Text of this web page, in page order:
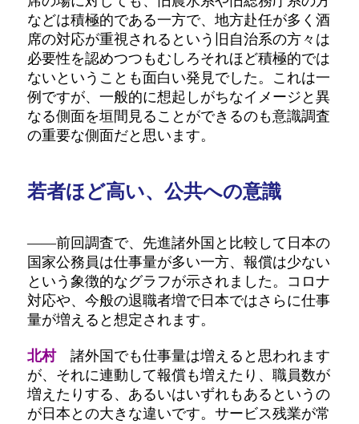
などは積極的である一方で、地方赴任が多く酒
席の対応が重視されるという旧自治系の方々は
必要性を認めつつもむしろそれほど積極的では
ないということも面白い発見でした。これは一
例ですが、一般的に想起しがちなイメージと異
なる側面を垣間見ることができるのも意識調査
の重要な側面だと思います。
若者ほど高い、公共への意識
――前回調査で、先進諸外国と比較して日本の
国家公務員は仕事量が多い一方、報償は少ない
という象徴的なグラフが示されました。コロナ
対応や、今般の退職者増で日本ではさらに仕事
量が増えると想定されます。
北村諸外国でも仕事量は増えると思われます
が、それに連動して報償も増えたり、職員数が
増えたりする、あるいはいずれもあるというの
が日本との大きな違いです。サービス残業が常